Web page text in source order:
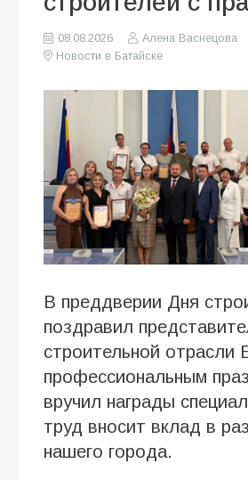
08.08.2026
Алена Васнецова
Новости в Батайске
В преддверии Дня
поздравил
строительной отрасли
профессиональным
вручил награды
труд вносит вклад в
нашего города.